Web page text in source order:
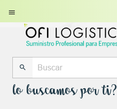


lo buscamos por ti?